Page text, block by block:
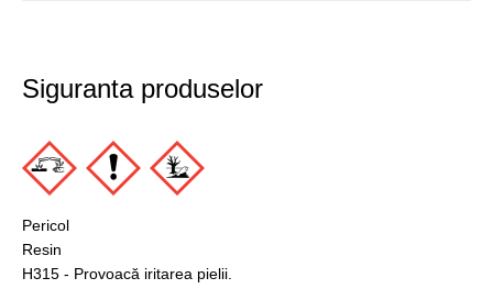
Siguranta produselor
Pericol
Resin
H315 - Provoacă iritarea pielii.